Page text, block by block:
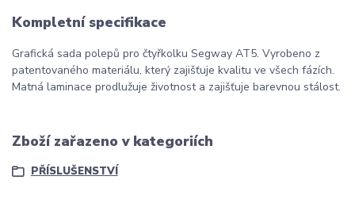
Kompletní specifikace
Grafická sada polepů pro čtyřkolku Segway AT5. Vyrobeno z
patentovaného materiálu, který zajišťuje kvalitu ve všech fázích.
Matná laminace prodlužuje životnost a zajišťuje barevnou stálost.
Zboží zařazeno v kategoriích
PŘÍSLUŠENSTVÍ